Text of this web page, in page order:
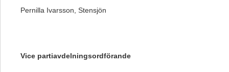
Pernilla Ivarsson, Stensjön
Vice partiavdelningsordförande